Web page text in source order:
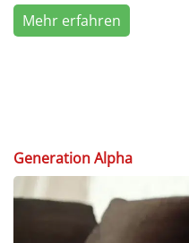
Mehr erfahren
Generation Alpha